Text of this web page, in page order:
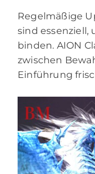
Regelmäßige
sind essenziell,
binden. AION
zwischen
Einführung